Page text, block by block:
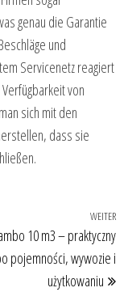
genau die Garantie
und
Servicenetz reagiert
von
sich mit den
dass sie
WEITER
10 m3 – praktyczny
pojemności, wywozie i
użytkowaniu